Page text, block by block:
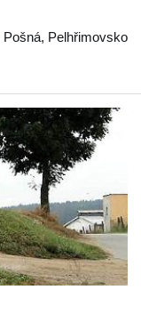
Pošná, Pelhřimovsko